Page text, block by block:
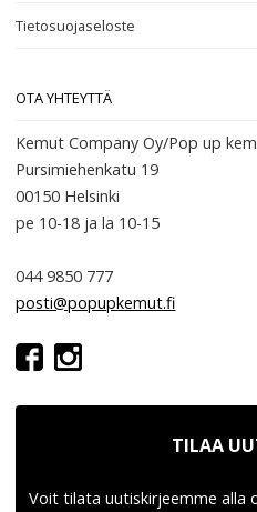
Tietosuojaseloste
OTA YHTEYTTÄ
Kemut Company Oy/Pop up
Pursimiehenkatu 19
00150 Helsinki
pe 10-18 ja la 10-15
044 9850 777
posti@popupkemut.fi
TILAA
Voit tilata uutiskirjeemme alla